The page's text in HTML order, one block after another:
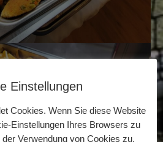
Einstellungen
Cookies. Wenn Sie diese Website
Einstellungen Ihres Browsers zu
Verwendung von Cookies zu.